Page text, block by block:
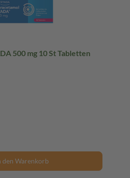
Paracetamol STADA 500 mg 10 St Tabletten
den Warenkorb